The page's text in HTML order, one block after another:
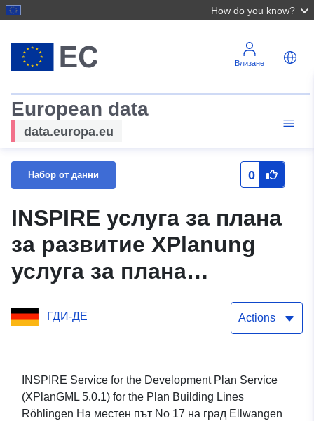
How do you know?
Влизане
European data
data.europa.eu
Набор от данни 0
INSPIRE услуга за плана
за развитие XPlanung
услуга за плана
Röhlingen Am Ortsweg
(INSPIRE GML)
ГДИ-ДЕ Actions
INSPIRE Service for the Development Plan Service
(XPlanGML 5.0.1) for the Plan Building Lines
Röhlingen На местен път No 17 на град Ellwangen